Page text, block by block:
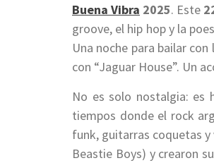
Buena Vibra 2025. Este
groove, el hip hop y la
Una noche para bailar
con “Jaguar House”. Un
No es solo nostalgia: es
tiempos donde el rock
funk, guitarras coquetas
Beastie Boys) y crearon